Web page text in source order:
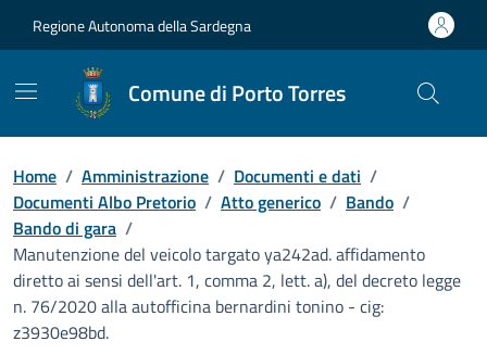
Regione Autonoma della Sardegna
Comune di Porto Torres
Home / Amministrazione / Documenti e dati /
Documenti Albo Pretorio / Atto generico / Bando /
Bando di gara /
Manutenzione del veicolo targato ya242ad. affidamento
diretto ai sensi dell'art. 1, comma 2, lett. a), del decreto legge
n. 76/2020 alla autofficina bernardini tonino - cig:
z3930e98bd.